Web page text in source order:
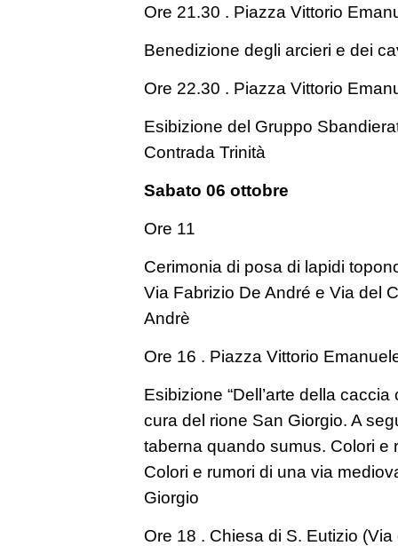
Ore 21.30 . Piazza Vittorio
Benedizione degli arcieri e dei
Ore 22.30 . Piazza Vittorio
Esibizione del Gruppo
Contrada Trinità
Sabato 06 ottobre
Ore 11
Cerimonia di posa di lapidi
Via Fabrizio De André e Via del
Andrè
Ore 16 . Piazza Vittorio
Esibizione “Dell’arte della caccia
cura del rione San Giorgio. A
taberna quando sumus. Colori e
Colori e rumori di una via
Giorgio
Ore 18 . Chiesa di S. Eutizio